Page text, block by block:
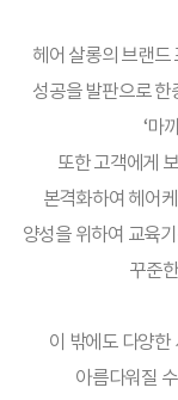
헤어 살롱의 브랜드
성공을 발판으로한
‘마
또한 고객에게
본격화하여 헤어
양성을 위하여 교육
꾸준
이 밖에도 다양한
아름다워질